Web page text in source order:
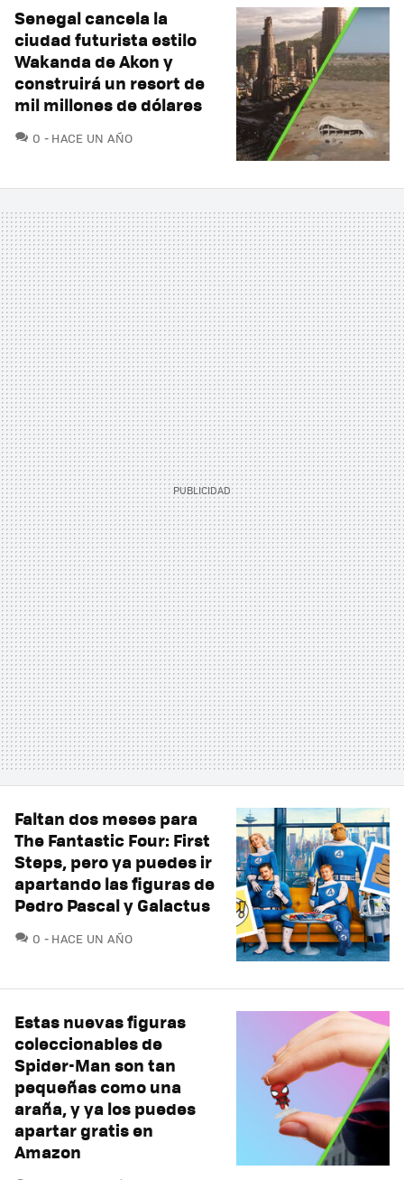
Senegal cancela la
ciudad futurista estilo
Wakanda de Akon y
construirá un resort de
mil millones de dólares
0 COMENTARIOS
HACE UN AÑO
Faltan dos meses para
The Fantastic Four: First
Steps, pero ya puedes ir
apartando las figuras de
Pedro Pascal y Galactus
0 COMENTARIOS
HACE UN AÑO
Estas nuevas figuras
coleccionables de
Spider-Man son tan
pequeñas como una
araña, y ya los puedes
apartar gratis en
Amazon